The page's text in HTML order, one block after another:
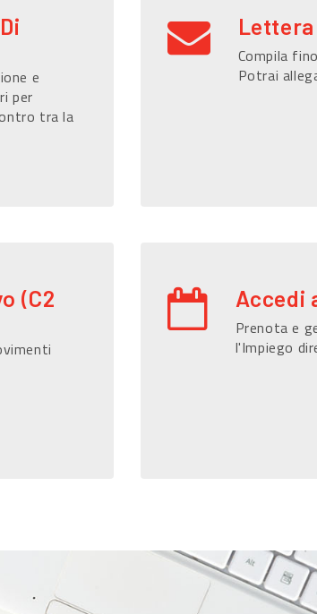
e
per
tra la
Compila
Potrai
(C2
Accedi
Prenota e
l'Impiego